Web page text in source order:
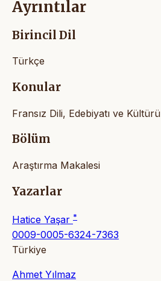
Ayrıntılar
Birincil Dil
Türkçe
Konular
Fransız Dili, Edebiyatı ve Kültürü
Bölüm
Araştırma Makalesi
Yazarlar
Hatice Yaşar *
0009-0005-6324-7363
Türkiye
Ahmet Yılmaz